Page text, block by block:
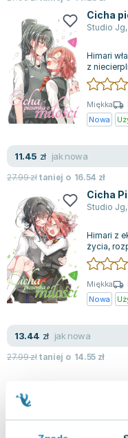
Joseph Murphy
Jan Sztaudynger
Aleksander Puszkin
Oscar Wilde
Małgorzata Ohme
Maddie Ziegler
Leszek Czarnecki
Maria Seweryn
Janina Zającówna
Anna Prus (oprac.)
Nela Mała Reporterka
Agnieszka Maciąg
Barbara Wrzesińska
Terry Pratchett
Virginia Woolf
Ajahn Brahm
Lucinda Riley
Cicha
Studio Jg,
Himari
z
Miękka
Nowa
11.45 zł jak nowa
27.99złtaniej o 16.54 zł
Cicha
Studio Jg,
Himari z
życia,
Miękka
Nowa
13.44 zł jak nowa
27.99złtaniej o 14.55 zł